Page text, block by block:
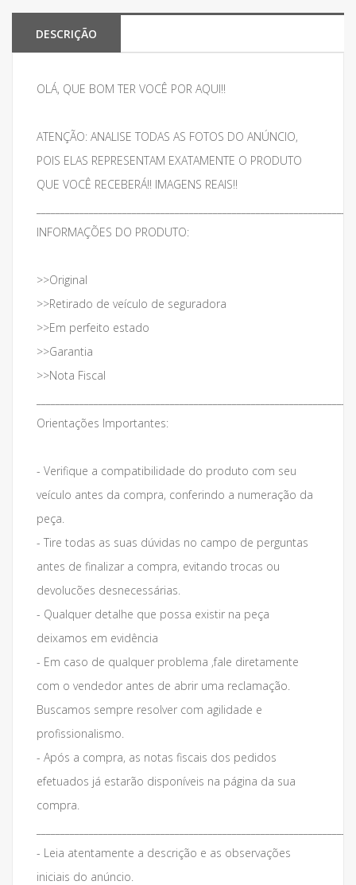
DESCRIÇÃO
OLÁ, QUE BOM TER VOCÊ POR AQUI!!
ATENÇÃO: ANALISE TODAS AS FOTOS DO ANÚNCIO,
POIS ELAS REPRESENTAM EXATAMENTE O PRODUTO
QUE VOCÊ RECEBERÁ!! IMAGENS REAIS!!
INFORMAÇÕES DO PRODUTO:
>>Original
>>Retirado de veículo de seguradora
>>Em perfeito estado
>>Garantia
>>Nota Fiscal
Orientações Importantes:
- Verifique a compatibilidade do produto com seu
veículo antes da compra, conferindo a numeração da
peça.
- Tire todas as suas dúvidas no campo de perguntas
antes de finalizar a compra, evitando trocas ou
devolucões desnecessárias.
- Qualquer detalhe que possa existir na peça
deixamos em evidência
- Em caso de qualquer problema ,fale diretamente
com o vendedor antes de abrir uma reclamação.
Buscamos sempre resolver com agilidade e
profissionalismo.
- Após a compra, as notas fiscais dos pedidos
efetuados já estarão disponíveis na página da sua
compra.
- Leia atentamente a descrição e as observações
iniciais do anúncio.